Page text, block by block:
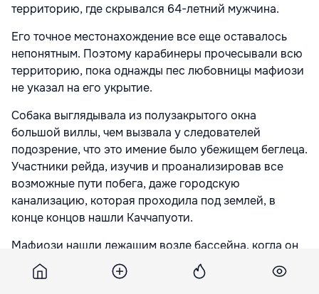
территорию, где скрывался 64-летний мужчина.
Его точное местонахождение все еще оставалось
непонятным. Поэтому карабинеры прочесывали всю
территорию, пока однажды пес любовницы мафиози
не указал на его укрытие.
Собака выглядывала из полузакрытого окна
большой виллы, чем вызвала у следователей
подозрение, что это имение было убежищем беглеца.
Участники рейда, изучив и проанализировав все
возможные пути побега, даже городскую
канализацию, которая проходила под землей, в
конце концов нашли Каччапуоти.
Мафиози нашли лежащим возле бассейна, когда он
листал газету, которая была открыта на странице
новостей с мафиозной хроникой. При задержании